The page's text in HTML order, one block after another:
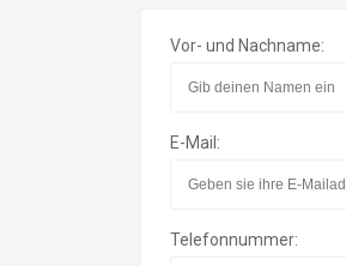
Vor- und Nachname:
E-Mail:
Telefonnummer: